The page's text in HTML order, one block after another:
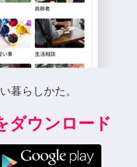
暮らしかた。
ダウンロード